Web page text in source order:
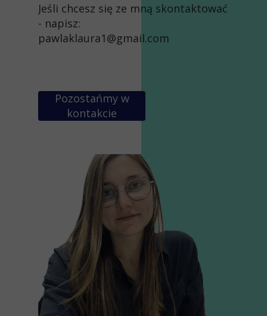
Jeśli chcesz się ze mną skontaktować
- napisz:
pawlaklaura1@gmail.com
Pozostańmy w
kontakcie